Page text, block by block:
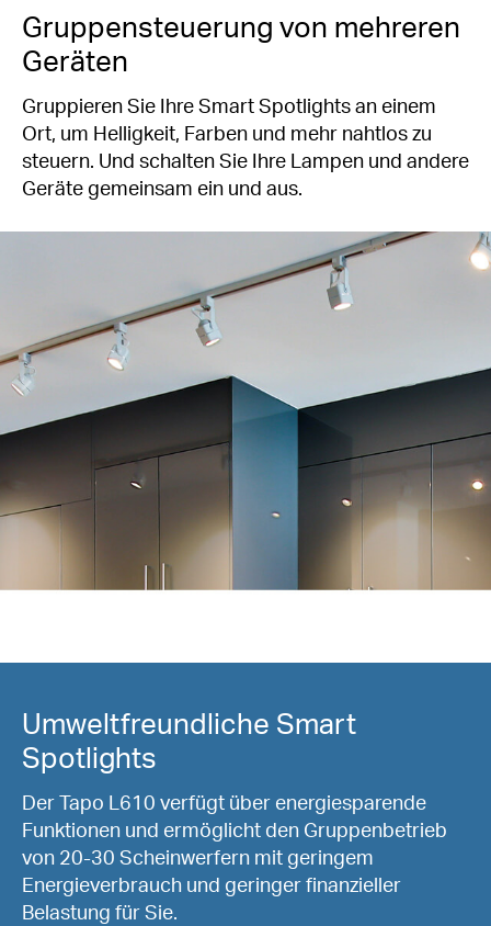
Gruppensteuerung von mehreren
Geräten
Gruppieren Sie Ihre Smart Spotlights an einem
Ort, um Helligkeit, Farben und mehr nahtlos zu
steuern. Und schalten Sie Ihre Lampen und andere
Geräte gemeinsam ein und aus.
Umweltfreundliche Smart
Spotlights
Der Tapo L610 verfügt über energiesparende
Funktionen und ermöglicht den Gruppenbetrieb
von 20-30 Scheinwerfern mit geringem
Energieverbrauch und geringer finanzieller
Belastung für Sie.